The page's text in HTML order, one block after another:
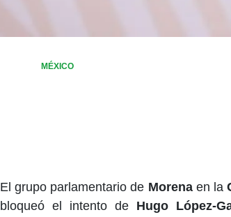
MÉXICO
El grupo parlamentario de Morenaen la
bloqueó el intento de Hugo López-